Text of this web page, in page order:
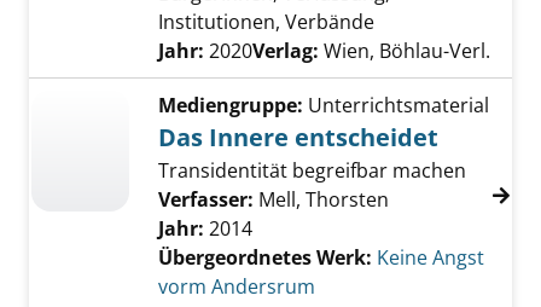
Institutionen, Verbände
Suche nach diesem Verfasser
Jahr: 2020Verlag: Wien, Böhlau-Verl.
Mediengruppe: Unterrichtsmaterial
Das Innere entscheidet
Transidentität begreifbar machen
Verfasser: Mell, Thorsten
Jahr: 2014
Übergeordnetes Werk: Keine Angst
vorm Andersrum